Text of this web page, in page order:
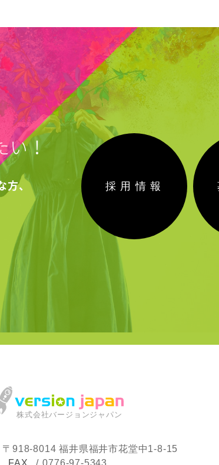
い！
方、
採用情報
株式会社バージョンジャパン
〒918-8014福井県福井市花堂中1-8-15